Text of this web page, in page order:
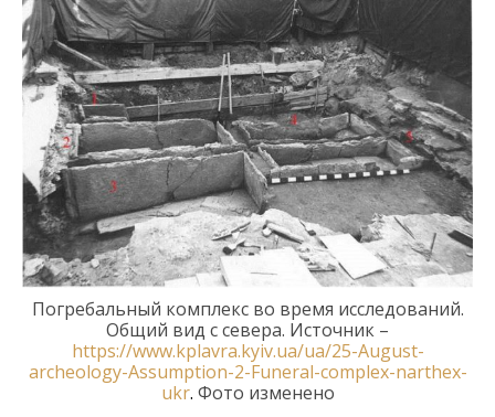
Погребальный комплекс во время исследований.
Общий вид с севера. Источник –
https://www.kplavra.kyiv.ua/ua/25-August-
archeology-Assumption-2-Funeral-complex-narthex-
ukr. Фото изменено